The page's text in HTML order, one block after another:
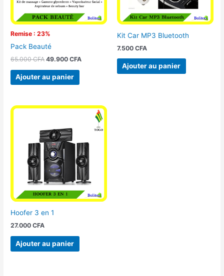
Remise : 23%
Pack Beauté
65.000CFA 49.900CFA
Ajouter au panier
Kit Car MP3 Bluetooth
7.500 CFA
Ajouter au panier
Hoofer 3 en 1
27.000CFA
Ajouter au panier